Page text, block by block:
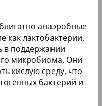
анаэробные
как лактобактерии,
в поддержании
микробиома. Они
кислую среду, что
бактерий и